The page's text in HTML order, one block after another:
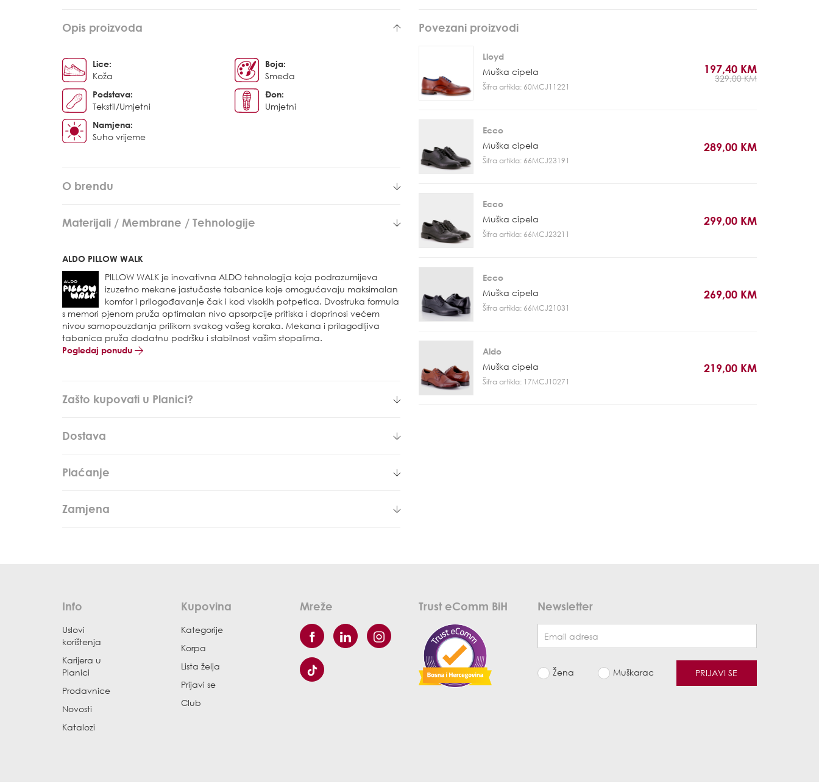
Opis proizvoda
Lice:
Koža
Boja:
Smeđa
Podstava:
Tekstil/Umjetni
Đon:
Umjetni
Namjena:
Suho vrijeme
O brendu
Materijali / Membrane / Tehnologije
ALDO PILLOW WALK
PILLOW WALK je inovativna ALDO tehnologija koja podrazumijeva
izuzetno mekane jastučaste tabanice koje omogućavaju maksimalan
komfor i prilogođavanje čak i kod visokih potpetica. Dvostruka formula
s memori pjenom pruža optimalan nivo apsorpcije pritiska i doprinosi većem
nivou samopouzdanja prilikom svakog vašeg koraka. Mekana i prilagodljiva
tabanica pruža dodatnu podršku i stabilnost vašim stopalima.
Pogledaj ponudu
Zašto kupovati u Planici?
Dostava
Plaćanje
Zamjena
Povezani proizvodi
Lloyd
Muška cipela
Šifra artikla: 60MCJ11221
197,40 KM
329,00 KM
Ecco
Muška cipela
Šifra artikla: 66MCJ23191
289,00 KM
Ecco
Muška cipela
Šifra artikla: 66MCJ23211
299,00 KM
Ecco
Muška cipela
Šifra artikla: 66MCJ21031
269,00 KM
Aldo
Muška cipela
Šifra artikla: 17MCJ10271
219,00 KM
Info
Uslovi
korištenja
Karijera u
Planici
Prodavnice
Novosti
Katalozi
Kupovina
Kategorije
Korpa
Lista želja
Prijavi se
Club
Mreže Trust eComm BiH Newsletter
Žena Muškarac PRIJAVI SE